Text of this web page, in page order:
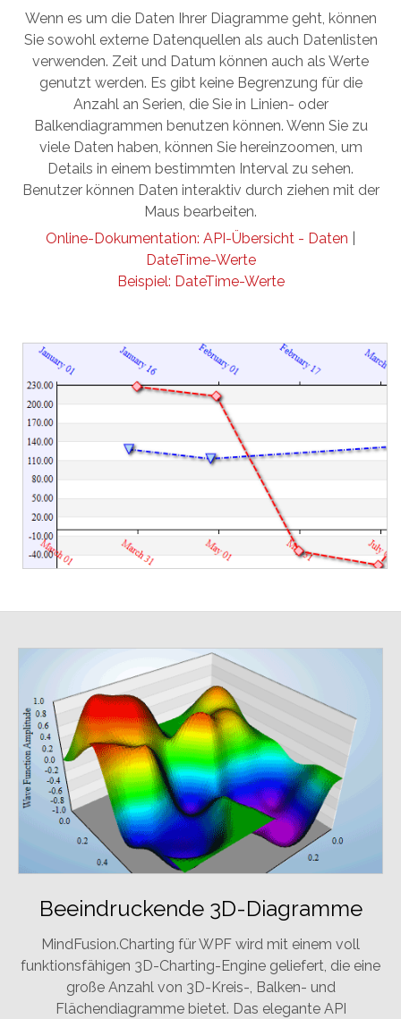
Wenn es um die Daten Ihrer Diagramme geht, können
Sie sowohl externe Datenquellen als auch Datenlisten
verwenden. Zeit und Datum können auch als Werte
genutzt werden. Es gibt keine Begrenzung für die
Anzahl an Serien, die Sie in Linien- oder
Balkendiagrammen benutzen können. Wenn Sie zu
viele Daten haben, können Sie hereinzoomen, um
Details in einem bestimmten Interval zu sehen.
Benutzer können Daten interaktiv durch ziehen mit der
Maus bearbeiten.
Online-Dokumentation: API-Übersicht - Daten
DateTime-Werte
Beispiel: DateTime-Werte
Beeindruckende 3D-Diagramme
MindFusion.Charting für WPF wird mit einem voll
funktionsfähigen 3D-Charting-Engine geliefert, die eine
große Anzahl von 3D-Kreis-, Balken- und
Flächendiagramme bietet. Das elegante API